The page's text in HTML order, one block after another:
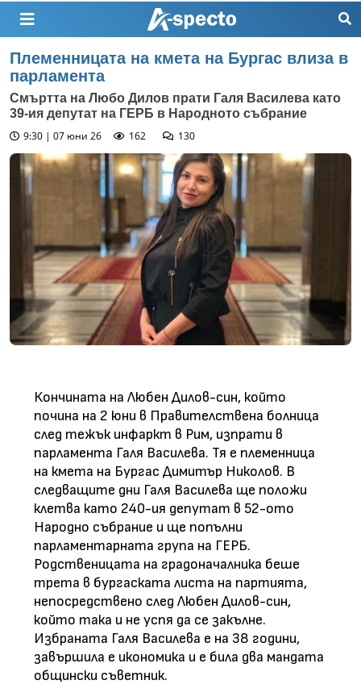
Племенницата на кмета на Бургас влиза в
парламента
Смъртта на Любо Дилов прати Галя Василева като
39-ия депутат на ГЕРБ в Народното събрание
9:30 | 07 юни 26
162 130
Кончината на Любен Дилов-син, който
почина на 2 юни в Правителствена болница
след тежък инфаркт в Рим, изпрати в
парламента Галя Василева. Тя е племенница
на кмета на Бургас Димитър Николов. В
следващите дни Галя Василева ще положи
клетва като 240-ия депутат в 52-ото
Народно събрание и ще попълни
парламентарната група на ГЕРБ.
Родственицата на градоначалника беше
трета в бургаската листа на партията,
непосредствено след Любен Дилов-син,
който така и не успя да се закълне.
Избраната Галя Василева е на 38 години,
завършила е икономика и е била два мандата
общински съветник.